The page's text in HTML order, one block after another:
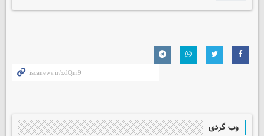
وب گردی